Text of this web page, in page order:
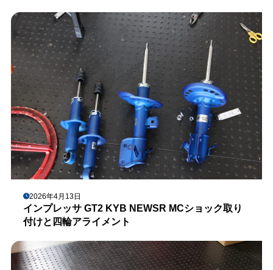
2026年4月13日
インプレッサ GT2 KYB NEWSR MCショック取り
付けと四輪アライメント